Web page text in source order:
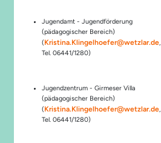
Jugendamt - Jugendförderung
(pädagogischer Bereich)
(Kristina.Klingelhoefer@wetzlar.de,
Tel. 06441/1280)
Jugendzentrum - Girmeser Villa
(pädagogischer Bereich)
(Kristina.Klingelhoefer@wetzlar.de,
Tel. 06441/1280)